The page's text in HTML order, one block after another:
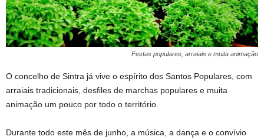
Festas populares, arraiais e muita animação
O concelho de Sintra já vive o espírito dos Santos Populares, com
arraiais tradicionais, desfiles de marchas populares e muita
animação um pouco por todo o território.
Durante todo este mês de junho, a música, a dança e o convívio